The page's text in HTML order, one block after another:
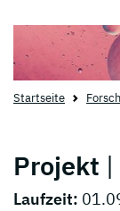
Startseite
Projekt
Laufzeit: